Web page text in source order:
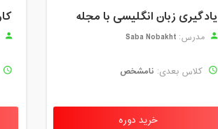
یادگیری زبان انگلیسی با مجله
مدرس: Saba Nobakht
کلاس بعدی: نامشخص
خرید دوره